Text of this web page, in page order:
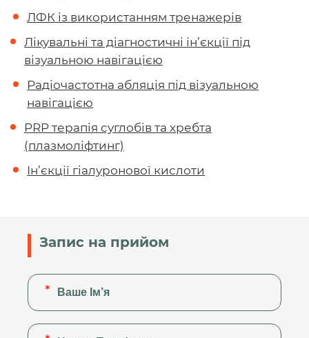
ЛФК із використанням тренажерів
Лікувальні та діагностичні ін’єкції під
візуальною навігацією
Радіочастотна абляція під візуальною
навігацією
PRP терапія суглобів та хребта
(плазмоліфтинг)
Ін’єкції гіалуронової кислоти
Запис на прийом